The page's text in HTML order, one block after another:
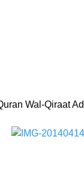
Wal-Qiraat